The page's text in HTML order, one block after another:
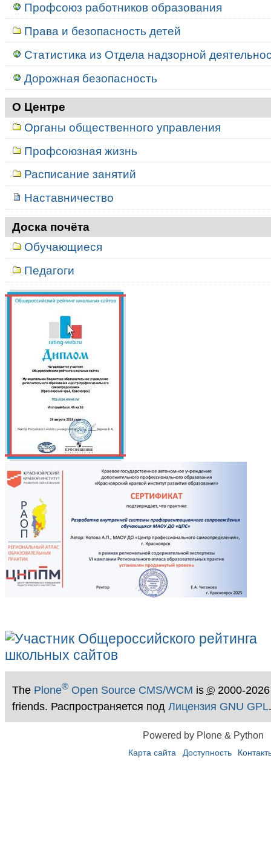
Профсоюз работников образования
Права и безопасность детей
Статистика из Отдела надзорной
Дорожная безопасность
О Центре
Органы общественного управления
Профсоюзная жизнь
Расписание занятий
Наставничество
Доска почёта
Обучающиеся
Педагоги
The Plone®Open Source CMS/WCM is ©2000-
friends. Распространяется под Лицензия GNU GPL.
Powered by Plone & Python
Карта сайта Доступность